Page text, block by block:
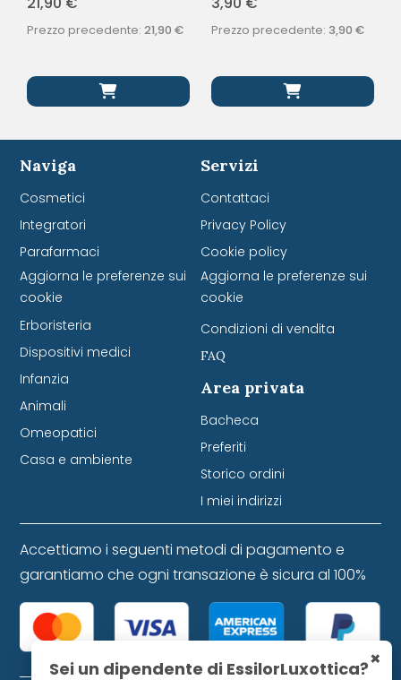
Prezzo precedente: 21,90 € Prezzo precedente: 3,90 €
Naviga
Cosmetici
Integratori
Parafarmaci
Aggiorna le preferenze sui
cookie
Erboristeria
Dispositivi medici
Infanzia
Animali
Omeopatici
Casa e ambiente
Servizi
Contattaci
Privacy Policy
Cookie policy
Aggiorna le preferenze sui
cookie
Condizioni di vendita
FAQ
Area privata
Bacheca
Preferiti
Storico ordini
I miei indirizzi
Accettiamo i seguenti metodi di pagamento e
garantiamo che ogni transazione è sicura al 100%
×
Sei un dipendente di EssilorLuxottica?